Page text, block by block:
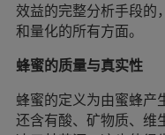
效益的完整分析手段的
和量化的所有方面。
蜂蜜的质量与真实性
蜂蜜的定义为由蜜蜂产
还含有酸、矿物质、维